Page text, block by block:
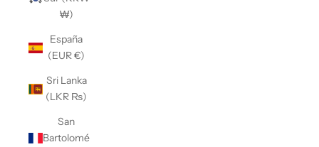
₩)
España
(EUR €)
Sri Lanka
(LKR ₨)
San
Bartolomé